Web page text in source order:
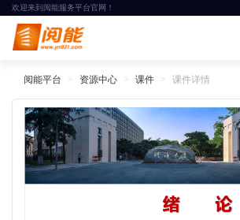
欢迎来到阅能服务平台官网！
阅能平台 资源中心 课件 课件详情